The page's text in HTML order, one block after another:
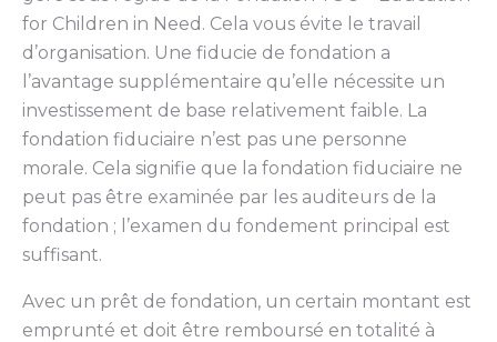
for Children in Need. Cela vous évite le travail
d’organisation. Une fiducie de fondation a
l’avantage supplémentaire qu’elle nécessite un
investissement de base relativement faible. La
fondation fiduciaire n’est pas une personne
morale. Cela signifie que la fondation fiduciaire ne
peut pas être examinée par les auditeurs de la
fondation ; l’examen du fondement principal est
suffisant.
Avec un prêt de fondation, un certain montant est
emprunté et doit être remboursé en totalité à